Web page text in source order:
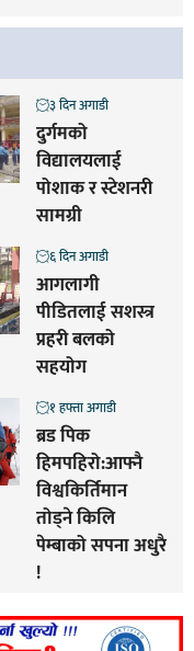
दुर्गमको
विद्यालयलाई
पोशाक र स्टेशनरी
सामग्री
३ दिन अगाडी
आगलागी
पीडितलाई सशस्त्र
प्रहरी बलको
सहयोग
६ दिन अगाडी
ब्रड पिक
हिमपहिरो:आफ्नै
विश्वकिर्तिमान
तोड्ने किलि
पेम्बाको सपना अधुरै
!
१ हफ्ता अगाडी